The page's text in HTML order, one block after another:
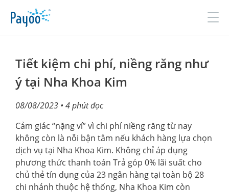
GIỚI THIỆU
SẢN PHẨM & DỊCH VỤ
TIN TỨC
ĐỐI TÁC
TUYỂN DỤNG
Tiết kiệm chi phí, niềng răng như
ý tại Nha Khoa Kim
08/08/2023 • 4 phút đọc
Cảm giác “nặng ví” vì chi phí niềng răng từ nay
không còn là nỗi bận tâm nếu khách hàng lựa chọn
dịch vụ tại Nha Khoa Kim. Không chỉ áp dụng
phương thức thanh toán Trả góp 0% lãi suất cho
chủ thẻ tín dụng của 23 ngân hàng tại toàn bộ 28
chi nhánh thuộc hệ thống, Nha Khoa Kim còn